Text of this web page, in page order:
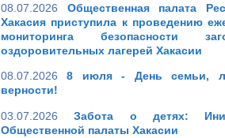
08.07.2026
Общественная палата
Хакасия приступила к проведению
мониторинга безопасности
оздоровительных лагерей Хакасии
08.07.2026
8 июля - День семьи,
верности!
03.07.2026
Забота о детях:
Общественной палаты Хакасии